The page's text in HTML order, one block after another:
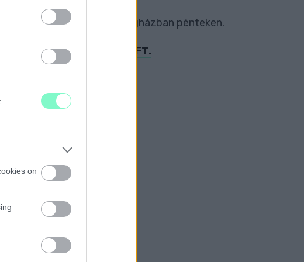
on
Tanács ülésén, az Országházban pénteken.
IPARTECHNIKA KFT.